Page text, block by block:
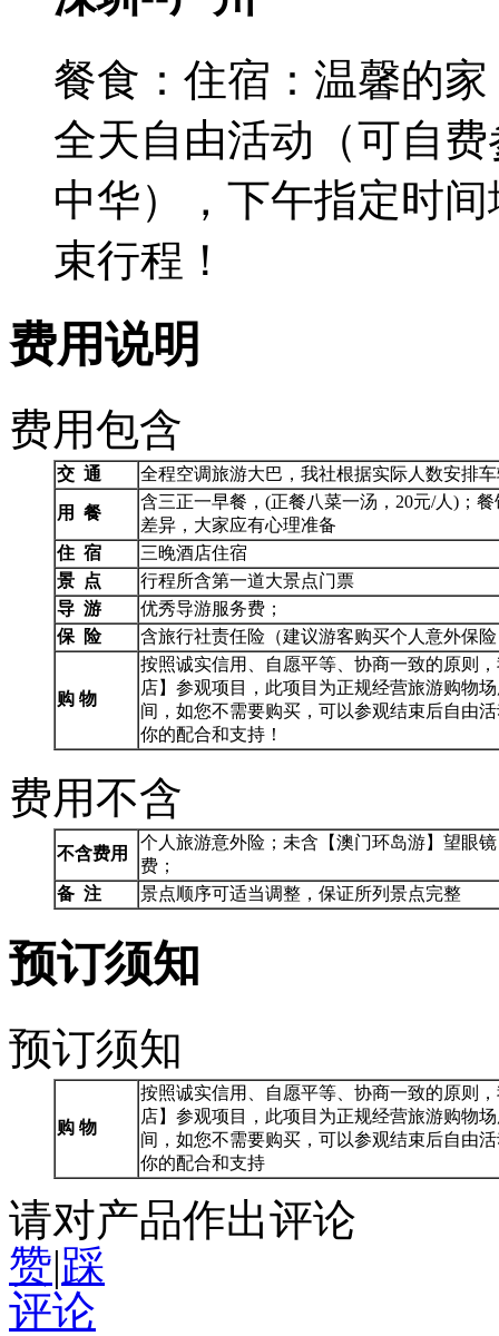
餐食： 住宿：温馨的家
全天自由活动（可自
中华），下午指定时
束行程！
费用说明
费用包含
交 通 全程空调旅游大巴，我社根据实际人数安排
用 餐
含三正一早餐，(正餐八菜一汤，20元/人)；
差异，大家应有心理准备
住 宿
三晚酒店住宿
景 点
行程所含第一道大景点门票
导 游
优秀导游服务费；
保 险 含旅行社责任险（建议游客购买个人意外保
购 物
按照诚实信用、自愿平等、协商一致的原则
店】参观项目，此项目为正规经营旅游购物
间，如您不需要购买，可以参观结束后自由
你的配合和支持！
费用不含
不含费用
个人旅游意外险；未含【澳门环岛游】望眼
费；
备 注 景点顺序可适当调整，保证所列景点完整
预订须知
预订须知
购 物
按照诚实信用、自愿平等、协商一致的原则
店】参观项目，此项目为正规经营旅游购物
间，如您不需要购买，可以参观结束后自由
你的配合和支持
请对产品作出评论
赞|踩
评论